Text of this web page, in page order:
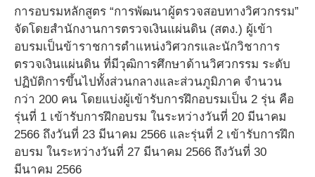
การอบรมหลักสูตร “การพัฒนาผู้ตรวจสอบทางวิศวกรรม”
จัดโดยสำนักงานการตรวจเงินแผ่นดิน (สตง.) ผู้เข้า
อบรมเป็นข้าราชการตำแหน่งวิศวกรและนักวิชาการ
ตรวจเงินแผ่นดิน ที่มีวุฒิการศึกษาด้านวิศวกรรม ระดับ
ปฏิบัติการขึ้นไปทั้งส่วนกลางและส่วนภูมิภาค จำนวน
กว่า 200 คน โดยแบ่งผู้เข้ารับการฝึกอบรมเป็น 2 รุ่น คือ
รุ่นที่ 1 เข้ารับการฝึกอบรม ในระหว่างวันที่ 20 มีนาคม
2566 ถึงวันที่ 23 มีนาคม 2566 และรุ่นที่ 2 เข้ารับการฝึก
อบรม ในระหว่างวันที่ 27 มีนาคม 2566 ถึงวันที่ 30
มีนาคม 2566